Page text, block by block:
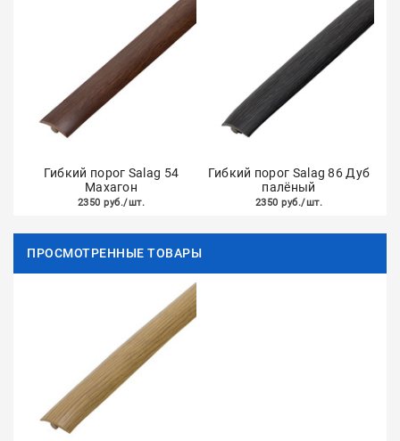
Гибкий порог Salag 54
Махагон
2350 руб./шт.
Гибкий порог Salag 86 Дуб
палёный
2350 руб./шт.
ПРОСМОТРЕННЫЕ ТОВАРЫ